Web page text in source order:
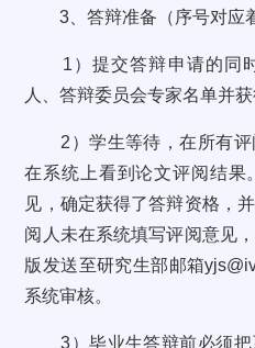
3、答辩准备（序号对应着
1）提交答辩申请的同时
人、答辩委员会专家名单并获
2）学生等待，在所有评
在系统上看到论文评阅结果
见，确定获得了答辩资格，
阅人未在系统填写评阅意见
版发送至研究生部邮箱
系统审核。
3）毕业生答辩前必须把